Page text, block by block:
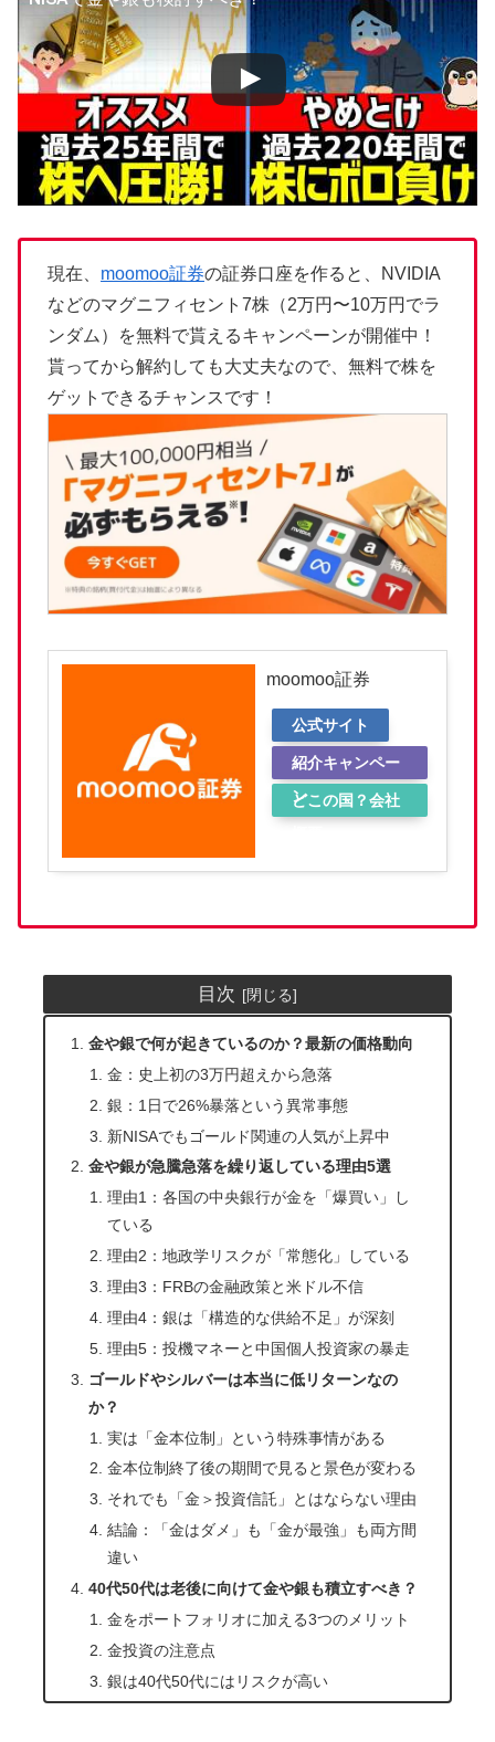
現在、 moomoo証券の証券口座を作ると、NVIDIA
などのマグニフィセント7株（2万円〜10万円でラ
ンダム）を無料で貰えるキャンペーンが開催中！
貰ってから解約しても大丈夫なので、無料で株を
ゲットできるチャンスです！
moomoo証券
公式サイト
紹介キャンペー
ン
どこの国？会社
目次
金や銀で何が起きているのか？最新の価格動向
金：史上初の3万円超えから急落
銀：1日で26%暴落という異常事態
新NISAでもゴールド関連の人気が上昇中
金や銀が急騰急落を繰り返している理由5選
理由1：各国の中央銀行が金を「爆買い」し
ている
理由2：地政学リスクが「常態化」している
理由3：FRBの金融政策と米ドル不信
理由4：銀は「構造的な供給不足」が深刻
理由5：投機マネーと中国個人投資家の暴走
ゴールドやシルバーは本当に低リターンなの
か？
実は「金本位制」という特殊事情がある
金本位制終了後の期間で見ると景色が変わる
それでも「金＞投資信託」とはならない理由
結論：「金はダメ」も「金が最強」も両方間
違い
40代50代は老後に向けて金や銀も積立すべき？
金をポートフォリオに加える3つのメリット
金投資の注意点
銀は40代50代にはリスクが高い